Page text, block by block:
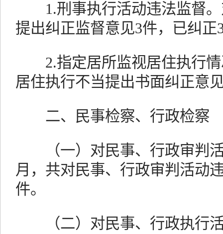
1.刑事执行活动违法监督。
提出纠正监督意见3件，已纠正
2.指定居所监视居住执行情
居住执行不当提出书面纠正意
二、民事检察、行政检察
（一）对民事、行政审判活
月，共对民事、行政审判活动
件。
（二）对民事、行政执行活